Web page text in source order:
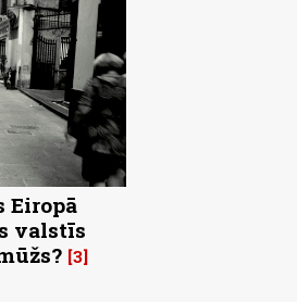
Eiropā
valstīs
3